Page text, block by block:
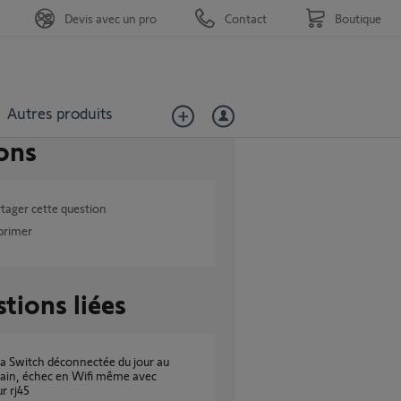
Autres produits
Devis avec un pro Contact Boutique
cette question
liées
échec en Wifi même avec
rj45